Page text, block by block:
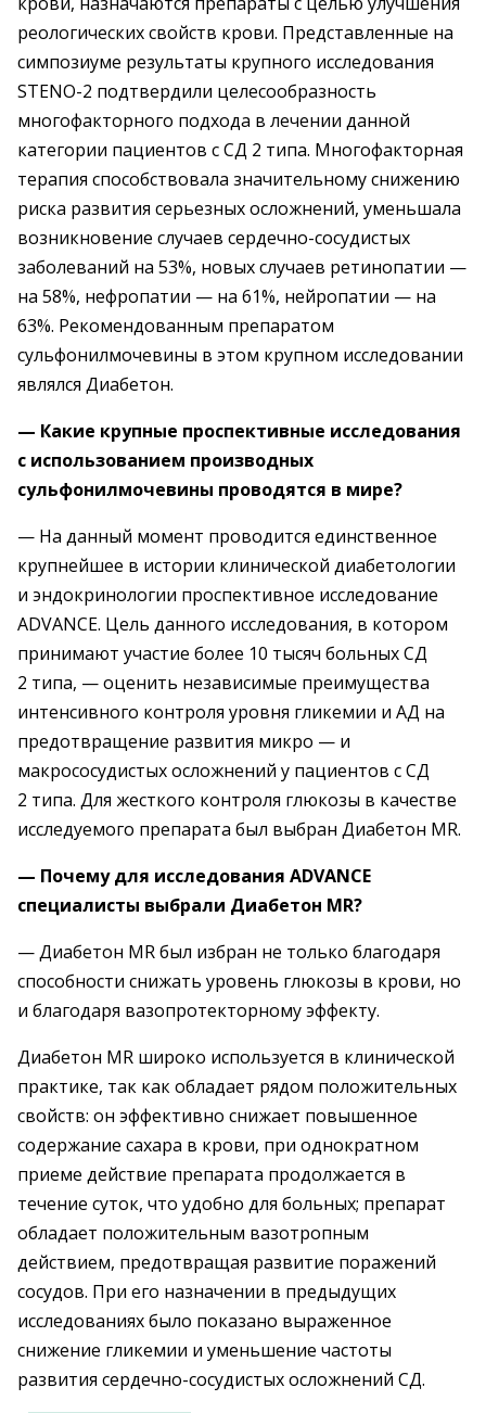
реологических свойств крови. Представленные на
симпозиуме результаты крупного исследования
STENO-2 подтвердили целесообразность
многофакторного подхода в лечении данной
категории пациентов с СД 2 типа. Многофакторная
терапия способствовала значительному снижению
риска развития серьезных осложнений, уменьшала
возникновение случаев сердечно-сосудистых
заболеваний на 53%, новых случаев ретинопатии —
на 58%, нефропатии — на 61%, нейропатии — на
63%. Рекомендованным препаратом
сульфонилмочевины в этом крупном исследовании
являлся Диабетон.
— Какие крупные проспективные исследования
с использованием производных
сульфонилмочевины проводятся в мире?
— На данный момент проводится единственное
крупнейшее в истории клинической диабетологии
и эндокринологии проспективное исследование
ADVANCE. Цель данного исследования, в котором
принимают участие более 10 тысяч больных СД
2 типа, — оценить независимые преимущества
интенсивного контроля уровня гликемии и АД на
предотвращение развития микро — и
макрососудистых осложнений у пациентов с СД
2 типа. Для жесткого контроля глюкозы в качестве
исследуемого препарата был выбран Диабетон MR.
— Почему для исследования ADVANCE
специалисты выбрали Диабетон MR?
— Диабетон MR был избран не только благодаря
способности снижать уровень глюкозы в крови, но
и благодаря вазопротекторному эффекту.
Диабетон MR широко используется в клинической
практике, так как обладает рядом положительных
свойств: он эффективно снижает повышенное
содержание сахара в крови, при однократном
приеме действие препарата продолжается в
течение суток, что удобно для больных; препарат
обладает положительным вазотропным
действием, предотвращая развитие поражений
сосудов. При его назначении в предыдущих
исследованиях было показано выраженное
снижение гликемии и уменьшение частоты
развития сердечно-сосудистых осложнений СД.